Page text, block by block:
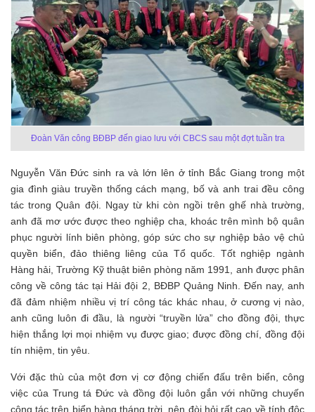
Đoàn Văn công BĐBP đến giao lưu với CBCS sau một đợt tuần tra
Nguyễn Văn Đức sinh ra và lớn lên ở tỉnh Bắc Giang trong một
gia đình giàu truyền thống cách mạng, bố và anh trai đều công
tác trong Quân đội. Ngay từ khi còn ngồi trên ghế nhà trường,
anh đã mơ ước được theo nghiệp cha, khoác trên mình bộ quân
phục người lính biên phòng, góp sức cho sự nghiệp bảo vệ chủ
quyền biển, đảo thiêng liêng của Tổ quốc. Tốt nghiệp ngành
Hàng hải, Trường Kỹ thuật biên phòng năm 1991, anh được phân
công về công tác tại Hải đội 2, BĐBP Quảng Ninh. Đến nay, anh
đã đảm nhiệm nhiều vị trí công tác khác nhau, ở cương vị nào,
anh cũng luôn đi đầu, là người “truyền lửa” cho đồng đội, thực
hiện thắng lợi mọi nhiệm vụ được giao; được đồng chí, đồng đội
tín nhiệm, tin yêu.
Với đặc thù của một đơn vị cơ động chiến đấu trên biển, công
việc của Trung tá Đức và đồng đội luôn gắn với những chuyến
công tác trên biển hàng tháng trời, nên đòi hỏi rất cao về tính độc